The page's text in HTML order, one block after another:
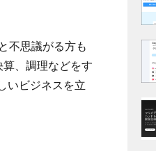
不思議がる方も
、調理などをす
いビジネスを立